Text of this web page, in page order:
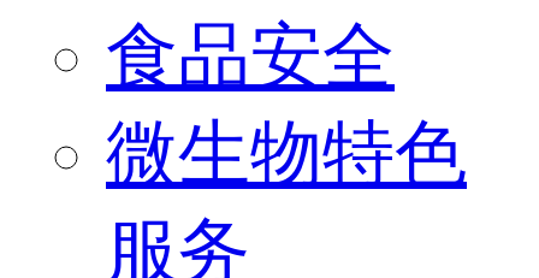
食品安全
微生物特色
服务